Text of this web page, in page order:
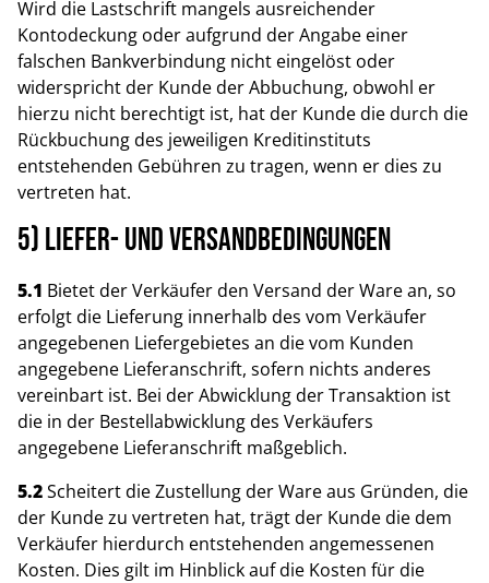
Wird die Lastschrift mangels ausreichender
Kontodeckung oder aufgrund der Angabe einer
falschen Bankverbindung nicht eingelöst oder
widerspricht der Kunde der Abbuchung, obwohl er
hierzu nicht berechtigt ist, hat der Kunde die durch die
Rückbuchung des jeweiligen Kreditinstituts
entstehenden Gebühren zu tragen, wenn er dies zu
vertreten hat.
5) Liefer- und Versandbedingungen
5.1 Bietet der Verkäufer den Versand der Ware an, so
erfolgt die Lieferung innerhalb des vom Verkäufer
angegebenen Liefergebietes an die vom Kunden
angegebene Lieferanschrift, sofern nichts anderes
vereinbart ist. Bei der Abwicklung der Transaktion ist
die in der Bestellabwicklung des Verkäufers
angegebene Lieferanschrift maßgeblich.
5.2Scheitert die Zustellung der Ware aus Gründen, die
der Kunde zu vertreten hat, trägt der Kunde die dem
Verkäufer hierdurch entstehenden angemessenen
Kosten. Dies gilt im Hinblick auf die Kosten für die